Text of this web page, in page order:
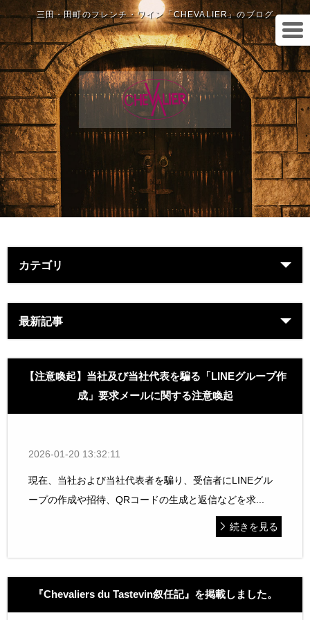
三田・田町のフレンチ・ワイン「CHEVALIER」のブログ
カテゴリ
最新記事
【注意喚起】当社及び当社代表を騙る「LINEグループ作
成」要求メールに関する注意喚起
2026-01-20 13:32:11
現在、当社および当社代表者を騙り、受信者にLINEグル
ープの作成や招待、QRコードの生成と返信などを求...
続きを見る
『Chevaliers du Tastevin叙任記』を掲載しました。